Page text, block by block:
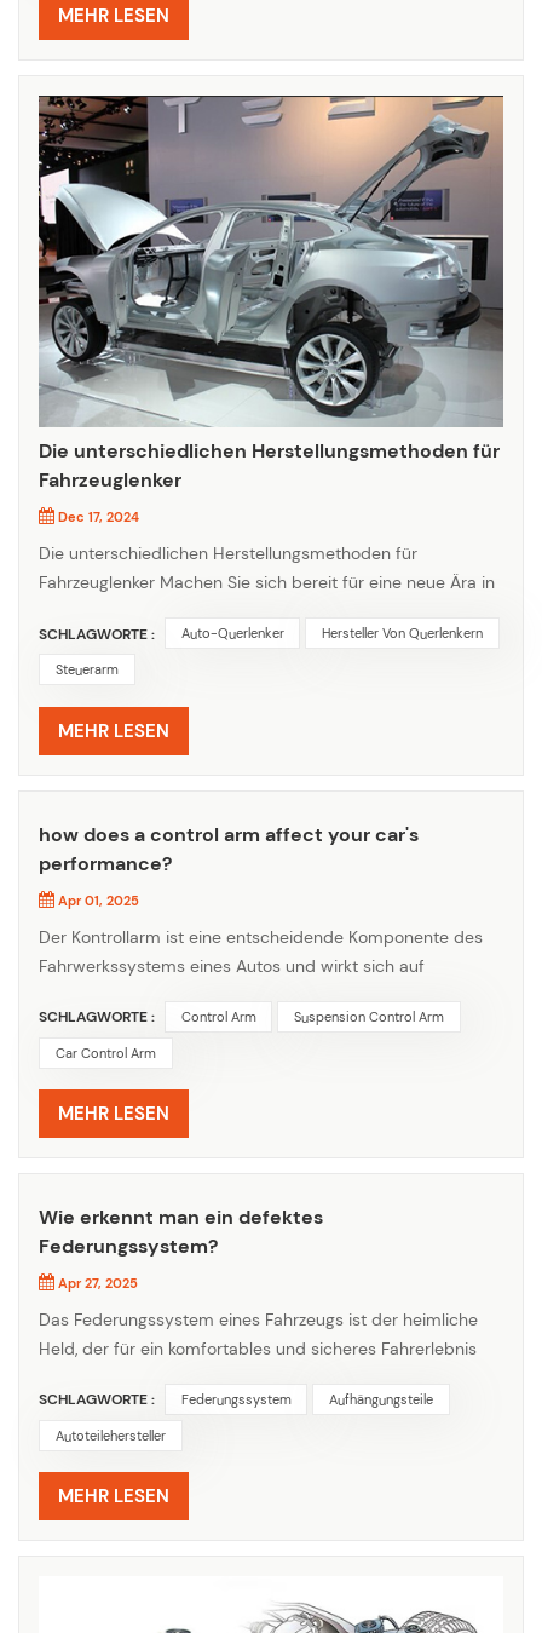
richtigen Adresse. Entdecken Sie unser erstklassiges
Fahrw...
MEHR LESEN
Die unterschiedlichen Herstellungsmethoden für
Fahrzeuglenker
Dec 17, 2024
Die unterschiedlichen Herstellungsmethoden für
Fahrzeuglenker Machen Sie sich bereit für eine neue Ära in
Querlenker für Autos durch Stanzen her. Auf diese Weise
sind die Kosten günstiger. Normalerweise verwenden wir
stellen Querlenker durch Schmieden her, mit
Hammerschlägen ist der Quer...
SCHLAGWORTE : Auto-Querlenker Hersteller Von Querlenkern
Steuerarm
MEHR LESEN
how does a control arm affect your car's
performance?
Apr 01, 2025
Der Kontrollarm ist eine entscheidende Komponente des
Fahrwerkssystems eines Autos und wirkt sich auf
Lenkung und Handling 1. Reaktionsfähigkeit der Lenkung:
Die Kontrollarme zusammen mit anderen
ordnungsgemäße Ausrichtung der Räder
aufrechtzuerhalten. Jede Verschleiß oder Beschädigung
SCHLAGWORTE : Control Arm Suspension Control Arm
Car Control Arm
MEHR LESEN
Wie erkennt man ein defektes
Federungssystem?
Apr 27, 2025
Das Federungssystem eines Fahrzeugs ist der heimliche
Held, der für ein komfortables und sicheres Fahrerlebnis
zeigen. Das frühzeitige Erkennen dieser Anzeichen kann
Ihnen teure Reparaturen und potenzielle Sicherheitsrisiken
Fahrwerks ist eine holprige und unbequeme Fahrt. Anstatt
s...
SCHLAGWORTE : Federungssystem Aufhängungsteile
Autoteilehersteller
MEHR LESEN